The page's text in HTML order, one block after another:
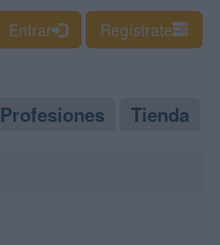
Entrar Regístrate
Profesiones Tienda